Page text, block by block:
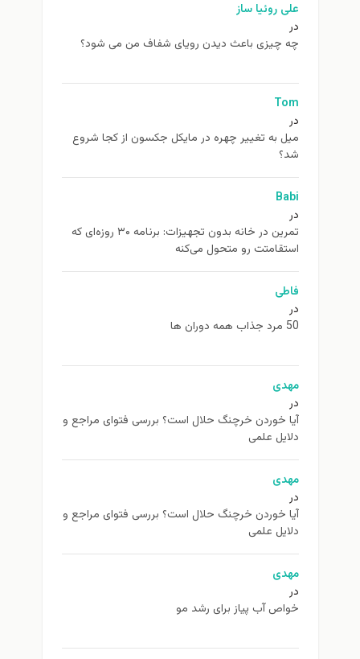
علی روئیا ساز
در
چه چیزی باعث دیدن رویای شفاف من می شود؟
Tom
در
ميل به تغيير چهره در مایکل جکسون از كجا شروع
شد؟
Babi
در
تمرین در خانه بدون تجهیزات: برنامه ۳۰ روزه‌ای که
استقامتت رو متحول می‌کنه
فاطی
در
50 مرد جذاب همه دوران ها
مهدی
در
آیا خوردن خرچنگ حلال است؟ بررسی فتوای مراجع و
دلایل علمی
مهدی
در
آیا خوردن خرچنگ حلال است؟ بررسی فتوای مراجع و
دلایل علمی
مهدی
در
خواص آب پیاز برای رشد مو